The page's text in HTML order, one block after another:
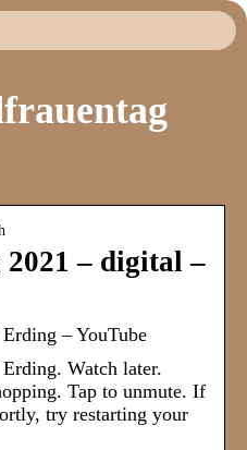
– digital –
– YouTube
Watch later.
Tap to unmute. If
try restarting your